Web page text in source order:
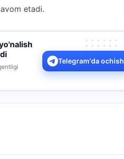
etadi.
Telegram'da ochish